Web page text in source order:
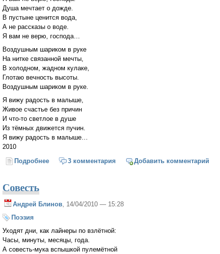
Душа мечтает о дожде.
В пустыне ценится вода,
А не рассказы о воде.
Я вам не верю, господа…
Воздушным шариком в руке
На нитке связанной мечты,
В холодном, жадном кулаке,
Глотаю вечность высоты.
Воздушным шариком в руке.
Я вижу радость в малыше,
Живое счастье без причин
И что-то светлое в душе
Из тёмных движется пучин.
Я вижу радость в малыше…
2010
Подробнее о Воздушный шарик
3 комментария Добавить комментарий
Совесть
Андрей Блинов, 14/04/2010 — 15:28
Поэзия
Уходят дни, как лайнеры по взлётной:
Часы, минуты, месяцы, года.
А совесть-мука вспышкой пулемётной